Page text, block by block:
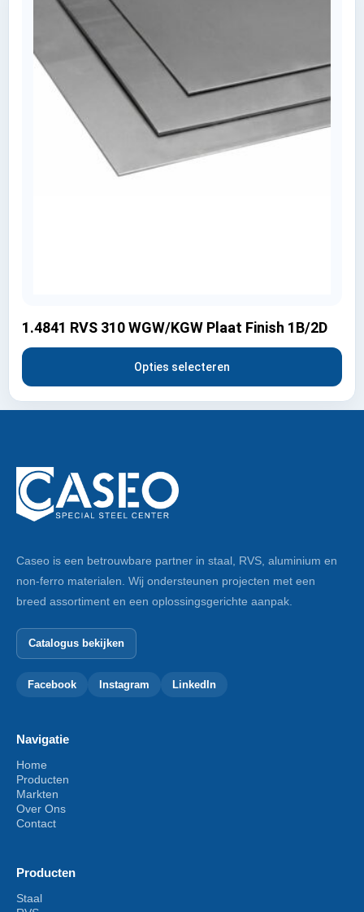
1.4841 RVS 310 WGW/KGW Plaat Finish 1B/2D
Opties selecteren
Caseo is een betrouwbare partner in staal, RVS, aluminium en
non-ferro materialen. Wij ondersteunen projecten met een
breed assortiment en een oplossingsgerichte aanpak.
Catalogus bekijken
Facebook Instagram LinkedIn
Navigatie
Home
Producten
Markten
Over Ons
Contact
Producten
Staal